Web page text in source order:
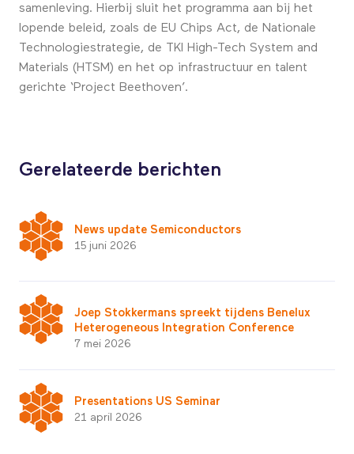
samenleving. Hierbij sluit het programma aan bij het
lopende beleid, zoals de EU Chips Act, de Nationale
Technologiestrategie, de TKI High-Tech System and
Materials (HTSM) en het op infrastructuur en talent
gerichte ‘Project Beethoven’.
Gerelateerde berichten
News update Semiconductors
15 juni 2026
Joep Stokkermans spreekt tijdens Benelux
Heterogeneous Integration Conference
7 mei 2026
Presentations US Seminar
21 april 2026